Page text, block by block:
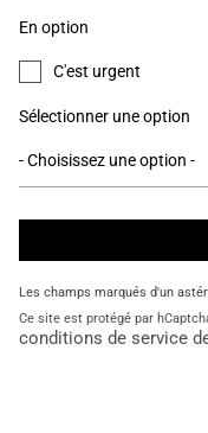
En option
C'est urgent
Sélectionner une option
Les champs marqués d'un
Ce site est protégé par
conditions de service